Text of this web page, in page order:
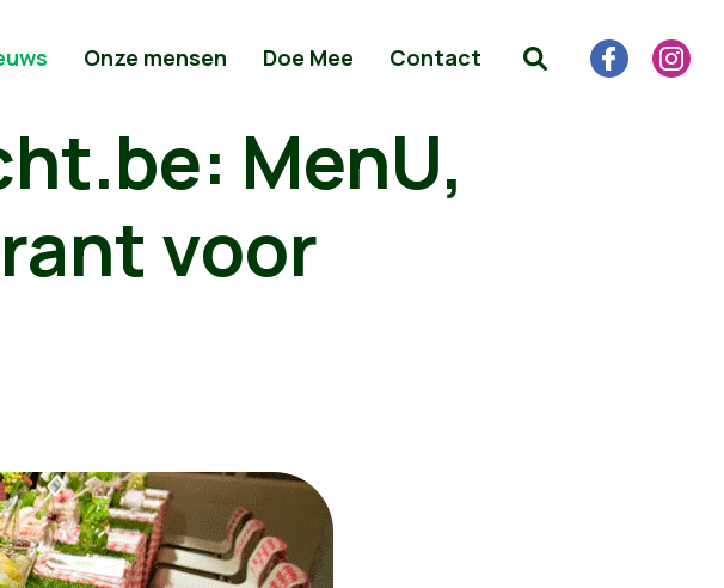
Onze mensen Doe Mee Contact
MenU,
voor